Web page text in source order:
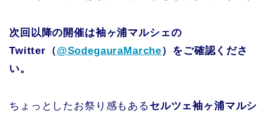
次回以降の開催は袖ヶ浦マルシェの
Twitter（ @SodegauraMarche）をご確認くださ
い。
ちょっとしたお祭り感もある セルツェ袖ヶ浦マルシ